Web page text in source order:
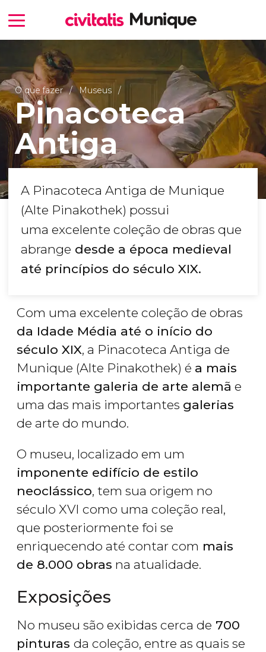
O que fazer Museus
Pinacoteca
Antiga
A Pinacoteca Antiga de Munique
(Alte Pinakothek) possui
uma excelente coleção de obras que
abrange desde a época medieval
até princípios do século XIX.
Com uma excelente coleção de obras
da Idade Média até o início do
século XIX, a Pinacoteca Antiga de
Munique (Alte Pinakothek) é a mais
importante galeria de arte alemã e
uma das mais importantes galerias
de arte do mundo.
O museu, localizado em um
imponente edifício de estilo
neoclássico, tem sua origem no
século XVI como uma coleção real,
que posteriormente foi se
enriquecendo até contar com mais
de 8.000 obras na atualidade.
Exposições
No museu são exibidas cerca de 700
pinturas da coleção, entre as quais se